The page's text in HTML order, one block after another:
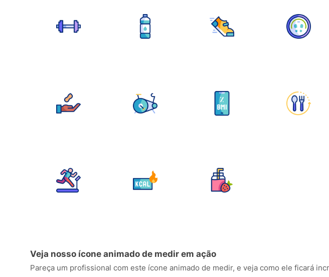
Veja nosso ícone animado de medir em ação
Pareça um profissional com este ícone animado de medir, e veja como ele ficará